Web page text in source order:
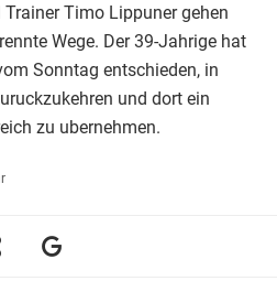
Timo Lippuner gehen
Wege. Der 39-Jahrige hat
Sonntag entschieden, in
und dort ein
zu ubernehmen.